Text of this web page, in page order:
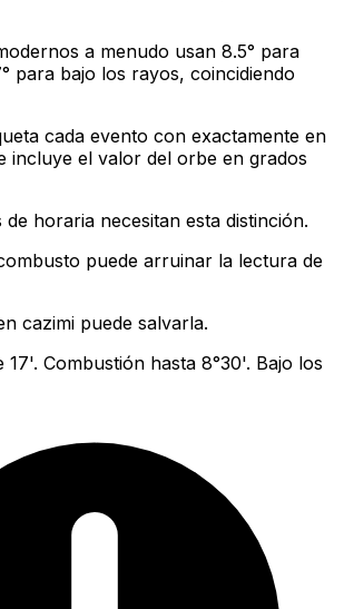
a menudo usan 8.5° para
para bajo los rayos, coincidiendo
cada evento con exactamente en
incluye el valor del orbe en grados
de horaria necesitan esta distinción.
puede arruinar la lectura de
cazimi puede salvarla.
17'. Combustión hasta 8°30'. Bajo los